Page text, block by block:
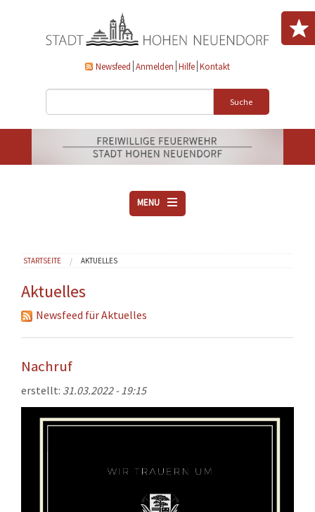
Newsfeed Anmelden Hilfe Kontakt
Suche
MENU
DOWNLOADS
Sie sind hier
STARTSEITE AKTUELLES
Aktuelles
Newsfeed für Aktuelles
Nachruf
erstellt: 31.03.2022 - 19:15